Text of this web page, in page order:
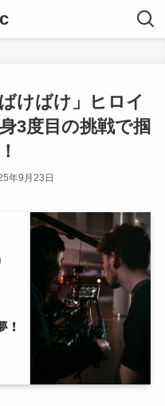
けばけ」ヒロイ
3度目の挑戦で掴
年9月23日